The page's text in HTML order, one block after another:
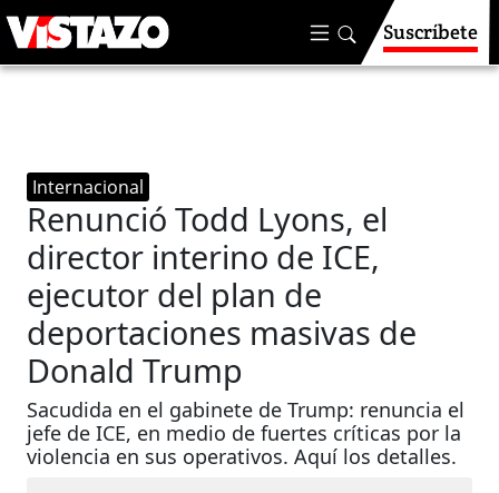
Suscríbete
Internacional
Renunció Todd Lyons, el
director interino de ICE,
ejecutor del plan de
deportaciones masivas de
Donald Trump
Sacudida en el gabinete de Trump: renuncia el
jefe de ICE, en medio de fuertes críticas por la
violencia en sus operativos. Aquí los detalles.